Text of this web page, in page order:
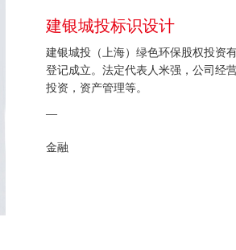
建银城投标识设计
建银城投（上海）绿色环保股权投资
登记成立。法定代表人米强，公司经
投资，资产管理等。
—
金融